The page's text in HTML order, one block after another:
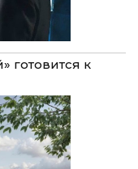
готовится к